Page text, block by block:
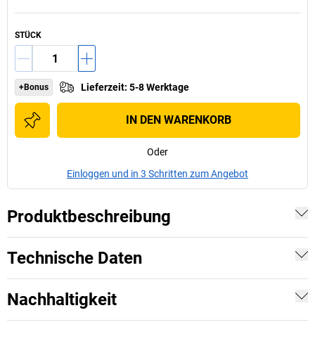
STÜCK
+Bonus Lieferzeit: 5-8 Werktage
IN DEN WARENKORB
Oder
Einloggen und in 3 Schritten zum Angebot
Produktbeschreibung
Technische Daten
Nachhaltigkeit